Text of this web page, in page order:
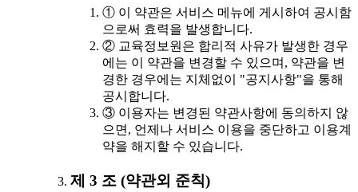
① 이 약관은 서비스 메뉴에 게시하여 공시함
으로써 효력을 발생합니다.
② 교육정보원은 합리적 사유가 발생한 경우
에는 이 약관을 변경할 수 있으며, 약관을 변
경한 경우에는 지체없이 "공지사항"을 통해
공시합니다.
③ 이용자는 변경된 약관사항에 동의하지 않
으면, 언제나 서비스 이용을 중단하고 이용계
약을 해지할 수 있습니다.
제 3 조 (약관외 준칙)